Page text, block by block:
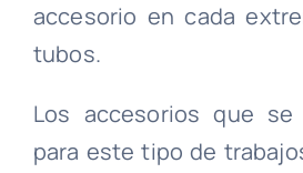
accesorio en cada
tubos.
Los accesorios que
para este tipo de